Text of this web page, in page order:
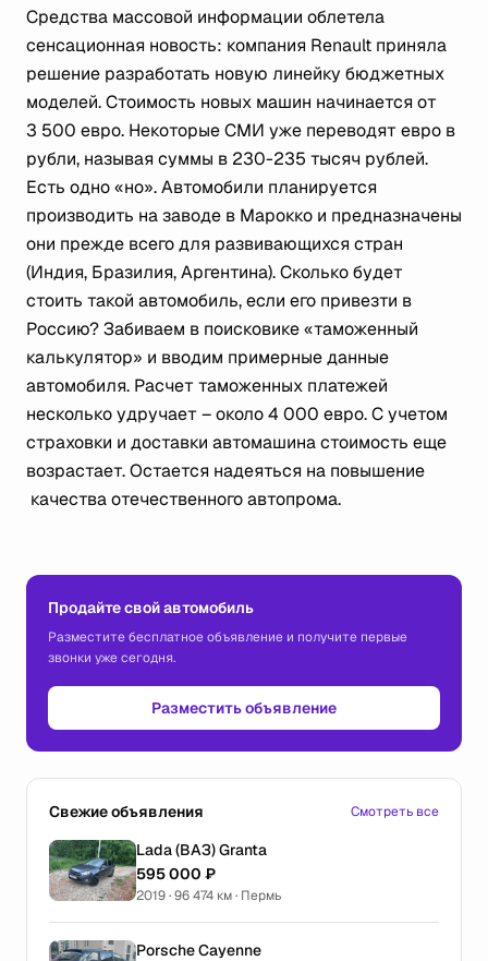
Средства массовой информации облетела
сенсационная новость: компания Renault приняла
решение разработать новую линейку бюджетных
моделей. Стоимость новых машин начинается от
3 500 евро. Некоторые СМИ уже переводят евро в
рубли, называя суммы в 230-235 тысяч рублей.
Есть одно «но». Автомобили планируется
производить на заводе в Марокко и предназначены
они прежде всего для развивающихся стран
(Индия, Бразилия, Аргентина). Сколько будет
стоить такой автомобиль, если его привезти в
Россию? Забиваем в поисковике «таможенный
калькулятор» и вводим примерные данные
автомобиля. Расчет таможенных платежей
несколько удручает – около 4 000 евро. С учетом
страховки и доставки автомашина стоимость еще
возрастает. Остается надеяться на повышение
качества отечественного автопрома.
Продайте свой автомобиль
Разместите бесплатное объявление и получите первые
звонки уже сегодня.
Разместить объявление
Свежие объявления Смотреть все
Lada (ВАЗ) Granta
595 000 ₽
2019 · 96 474 км · Пермь
Porsche Cayenne